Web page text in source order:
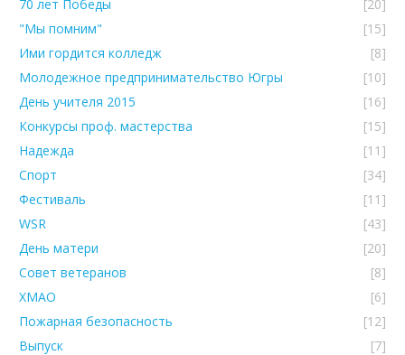
70 лет Победы
[20]
"Мы помним"
[15]
Ими гордится колледж
[8]
Молодежное предпринимательство Югры
[10]
День учителя 2015
[16]
Конкурсы проф. мастерства
[15]
Надежда
[11]
Спорт
[34]
Фестиваль
[11]
WSR
[43]
День матери
[20]
Совет ветеранов
[8]
ХМАО
[6]
Пожарная безопасность
[12]
Выпуск
[7]